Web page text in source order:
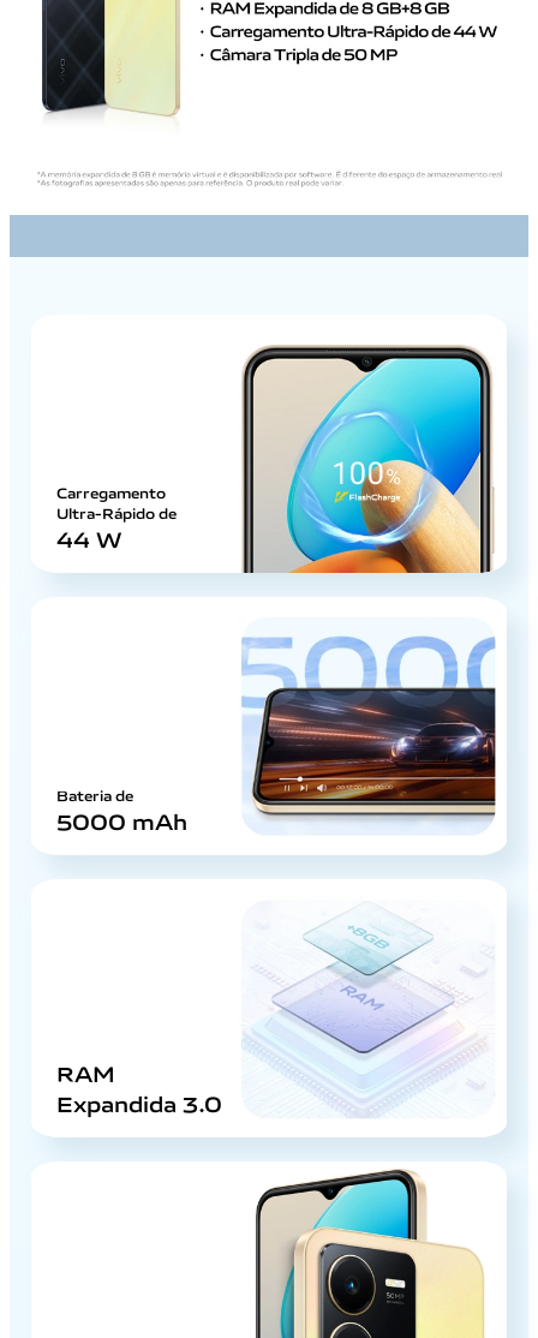
Carregamento
Ultra-Rápido de
44 W
Bateria de
5000 mAh
RAM
Expandida 3.0